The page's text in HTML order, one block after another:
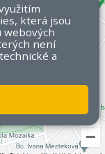
která jsou
není
a